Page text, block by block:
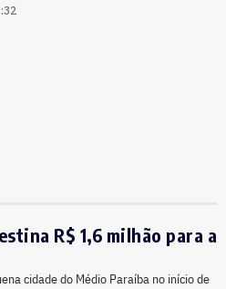
R$ 1,6 milhão para a
cidade do Médio Paraíba no início de